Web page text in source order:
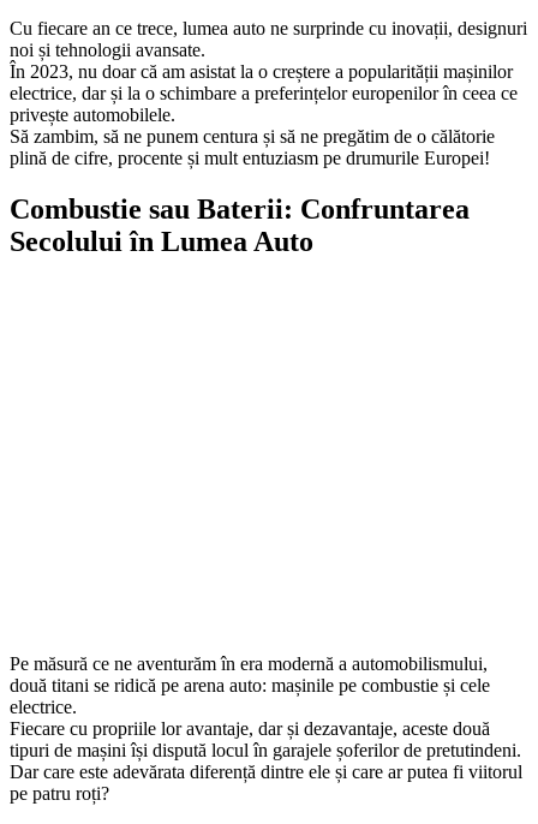
Cu fiecare an ce trece, lumea auto ne surprinde cu inovații, designuri
noi și tehnologii avansate.
În 2023, nu doar că am asistat la o creștere a popularității mașinilor
electrice, dar și la o schimbare a preferințelor europenilor în ceea ce
privește automobilele.
Să zambim, să ne punem centura și să ne pregătim de o călătorie
plină de cifre, procente și mult entuziasm pe drumurile Europei!
Combustie sau Baterii: Confruntarea
Secolului în Lumea Auto
Pe măsură ce ne aventurăm în era modernă a automobilismului,
două titani se ridică pe arena auto: mașinile pe combustie și cele
electrice.
Fiecare cu propriile lor avantaje, dar și dezavantaje, aceste două
tipuri de mașini își dispută locul în garajele șoferilor de pretutindeni.
Dar care este adevărata diferență dintre ele și care ar putea fi viitorul
pe patru roți?